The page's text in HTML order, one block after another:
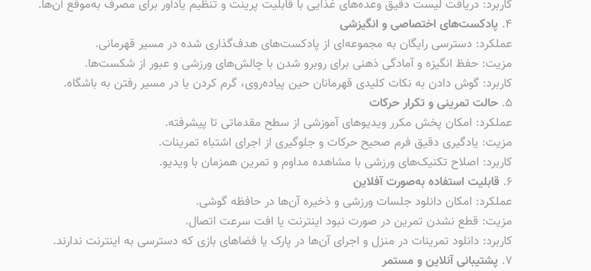
کاربرد: دریافت لیست دقیق وعده‌های غذایی با قابلیت پرینت و تنظیم یادآور برای مصرف به‌موقع آن‌ها.
۴. پادکست‌های اختصاصی و انگیزشی
عملکرد: دسترسی رایگان به مجموعه‌ای از پادکست‌های هدف‌گذاری شده در مسیر قهرمانی.
مزیت: حفظ انگیزه و آمادگی ذهنی برای روبرو شدن با چالش‌های ورزشی و عبور از شکست‌ها.
کاربرد: گوش دادن به نکات کلیدی قهرمانان حین پیاده‌روی، گرم کردن یا در مسیر رفتن به باشگاه.
۵. حالت تمرینی و تکرار حرکات
عملکرد: امکان پخش مکرر ویدیوهای آموزشی از سطح مقدماتی تا پیشرفته.
مزیت: یادگیری دقیق فرم صحیح حرکات و جلوگیری از اجرای اشتباه تمرینات.
کاربرد: اصلاح تکنیک‌های ورزشی با مشاهده مداوم و تمرین همزمان با ویدیو.
۶. قابلیت استفاده به‌صورت آفلاین
عملکرد: امکان دانلود جلسات ورزشی و ذخیره آن‌ها در حافظه گوشی.
مزیت: قطع نشدن تمرین در صورت نبود اینترنت یا افت سرعت اتصال.
کاربرد: دانلود تمرینات در منزل و اجرای آن‌ها در پارک یا فضاهای بازی که دسترسی به اینترنت ندارند.
۷. پشتیبانی آنلاین و مستمر